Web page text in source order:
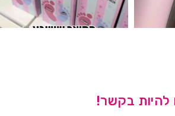
להיות בקשר!